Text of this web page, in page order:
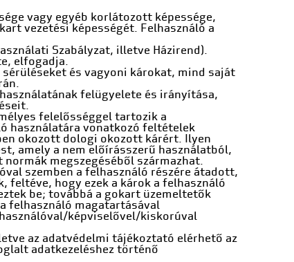
vagy egyéb korlátozott képessége,
vezetési képességét. Felhasználó a
Szabályzat, illetve Házirend).
elfogadja.
és vagyoni károkat, mind saját
felügyelete és irányítása,
felelősséggel tartozik a
használatára vonatkozó feltételek
okozott dologi okozott kárért. Ilyen
amely a nem előírásszerű használatból,
megszegéséből származhat.
szemben a felhasználó részére átadott,
hogy ezek a károk a felhasználó
be; továbbá a gokart üzemeltetők
felhasználó magatartásával
képviselővel/kiskorúval
az adatvédelmi tájékoztató elérhető az
adatkezeléshez történő